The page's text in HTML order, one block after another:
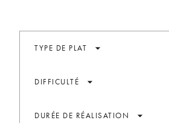
TYPE DE PLAT arrow_drop_down
DIFFICULTÉ arrow_drop_down
DURÉE DE RÉALISATION arrow_drop_down